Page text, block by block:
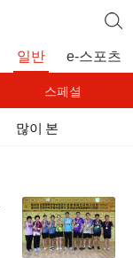
일반 e-스포츠
스페셜
많이 본